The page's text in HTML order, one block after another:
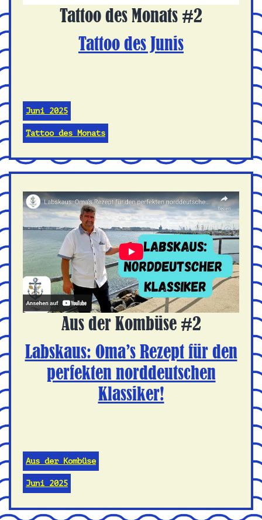
Tattoo des Monats #2
Tattoo des Junis
Juni 2025
Tattoo des Monats
Aus der Kombüse #2
Labskaus: Oma’s Rezept für den
perfekten norddeutschen
Klassiker!
Aus der Kombüse
Juni 2025